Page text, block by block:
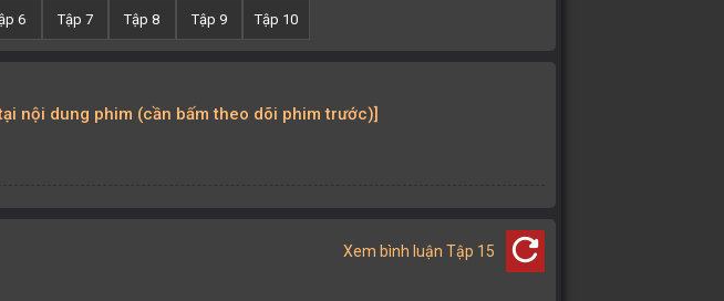
Tập 10
Tập 9
Tập 8
Tập 7
6
nội dung phim (cần bấm theo dõi phim trước)]
Xem bình luận Tập 15 refresh